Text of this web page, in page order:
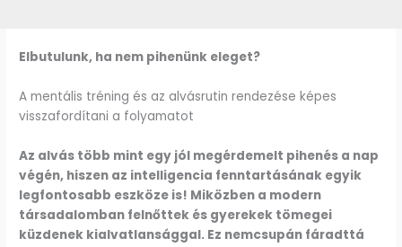
Elbutulunk, ha nem pihenünk eleget?
A mentális tréning és az alvásrutin rendezése képes
visszafordítani a folyamatot
Az alvás több mint egy jól megérdemelt pihenés a nap
végén, hiszen az intelligencia fenntartásának egyik
legfontosabb eszköze is! Miközben a modern
társadalomban felnőttek és gyerekek tömegei
küzdenek kialvatlansággal. Ez nemcsupán fáradttá